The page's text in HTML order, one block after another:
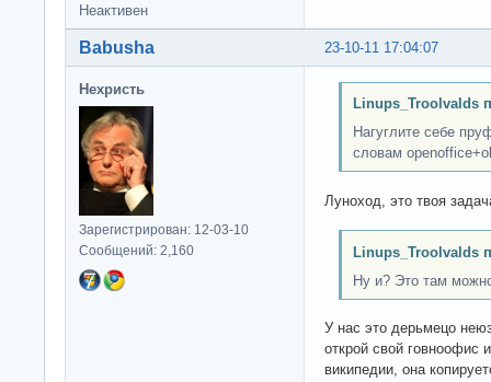
Неактивен
23-10-11 17:04:07
Babusha
Нехристь
Зарегистрирован: 12-03-10
Сообщений: 2,160
Linups_Troolvalds
Нагуглите себе
словам
Луноход, это твоя
Linups_Troolvalds
Ну и? Это там
У нас это дерьмецо
открой свой говноофис
википедии, она